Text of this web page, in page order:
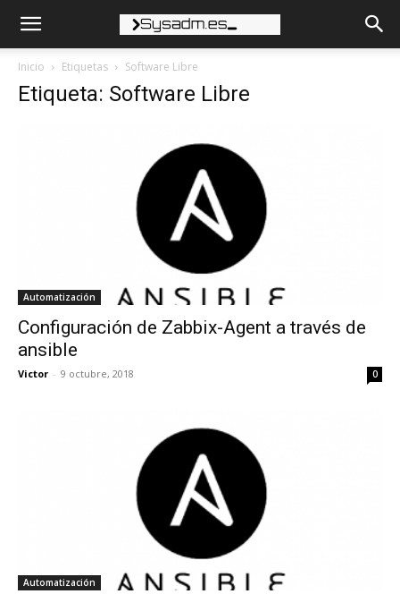
Inicio Etiquetas Software Libre
Etiqueta: Software Libre
Automatización
Configuración de Zabbix-Agent a través de
ansible
Victor - 9 octubre, 2018 0
Automatización